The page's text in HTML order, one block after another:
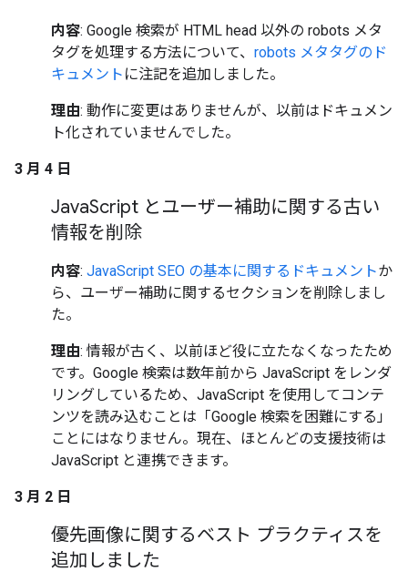
内容: Google 検索が HTML head 以外の robots メタ
タグを処理する方法について、 robots メタタグのド
キュメント に注記を追加しました。
理由: 動作に変更はありませんが、以前はドキュメン
ト化されていませんでした。
3 月 4 日
JavaScript とユーザー補助に関する古い
情報を削除
内容: JavaScript SEO の基本に関するドキュメントか
ら、ユーザー補助に関するセクションを削除しまし
た。
理由: 情報が古く、以前ほど役に立たなくなったため
です。Google 検索は数年前から JavaScript をレンダ
リングしているため、JavaScript を使用してコンテ
ンツを読み込むことは「Google 検索を困難にする」
ことにはなりません。現在、ほとんどの支援技術は
JavaScript と連携できます。
3 月 2 日
優先画像に関するベスト プラクティスを
追加しました